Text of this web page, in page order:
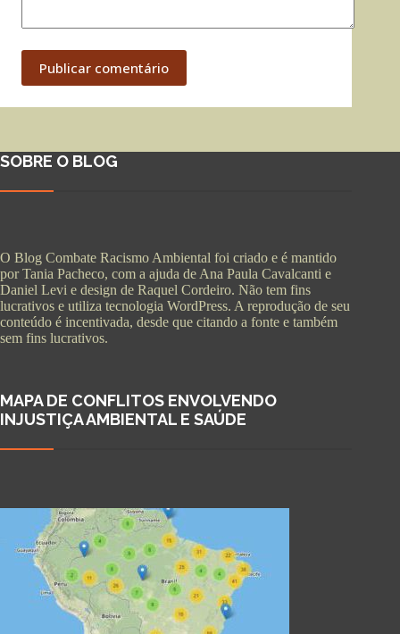
Publicar comentário
SOBRE O BLOG
O Blog Combate Racismo Ambiental foi criado e é mantido
por Tania Pacheco, com a ajuda de Ana Paula Cavalcanti e
Daniel Levi e design de Raquel Cordeiro. Não tem fins
lucrativos e utiliza tecnologia WordPress. A reprodução de seu
conteúdo é incentivada, desde que citando a fonte e também
sem fins lucrativos.
MAPA DE CONFLITOS ENVOLVENDO
INJUSTIÇA AMBIENTAL E SAÚDE